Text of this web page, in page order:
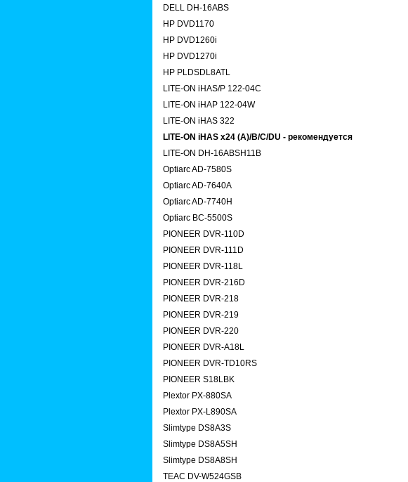
DELL DH-16ABS
HP DVD1170
HP DVD1260i
HP DVD1270i
HP PLDSDL8ATL
LITE-ON iHAS/P 122-04C
LITE-ON iHAP 122-04W
LITE-ON iHAS 322
LITE-ON iHAS x24 (A)/B/C/DU - рекомендуется
LITE-ON DH-16ABSH11B
Optiarc AD-7580S
Optiarc AD-7640A
Optiarc AD-7740H
Optiarc BC-5500S
PIONEER DVR-110D
PIONEER DVR-111D
PIONEER DVR-118L
PIONEER DVR-216D
PIONEER DVR-218
PIONEER DVR-219
PIONEER DVR-220
PIONEER DVR-A18L
PIONEER DVR-TD10RS
PIONEER S18LBK
Plextor PX-880SA
Plextor PX-L890SA
Slimtype DS8A3S
Slimtype DS8A5SH
Slimtype DS8A8SH
TEAC DV-W524GSB